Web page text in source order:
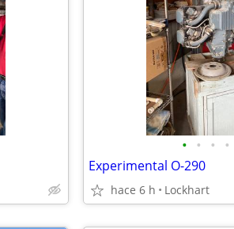
• • • •
Experimental O-290
hace 6 h Lockhart